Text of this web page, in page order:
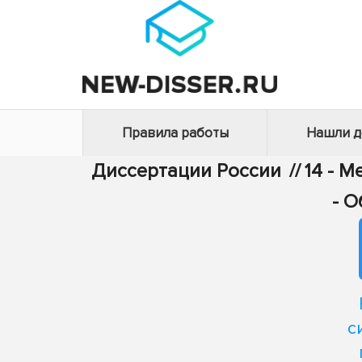
Правила работы Нашли
Диссертации России //14 -
-